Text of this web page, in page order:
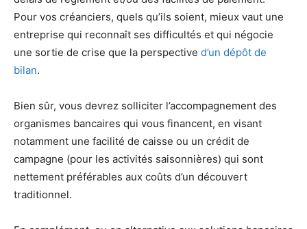
Pour vos créanciers, quels qu’ils soient, mieux vaut une
entreprise qui reconnaît ses difficultés et qui négocie
une sortie de crise que la perspective d’un dépôt de
bilan.
Bien sûr, vous devrez solliciter l’accompagnement des
organismes bancaires qui vous financent, en visant
notamment une facilité de caisse ou un crédit de
campagne (pour les activités saisonnières) qui sont
nettement préférables aux coûts d’un découvert
traditionnel.